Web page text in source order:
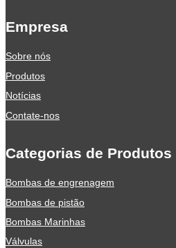
Empresa
Sobre nós
Produtos
Notícias
Contate-nos
Categorias de Produtos
Bombas de engrenagem
Bombas de pistão
Bombas Marinhas
Válvulas